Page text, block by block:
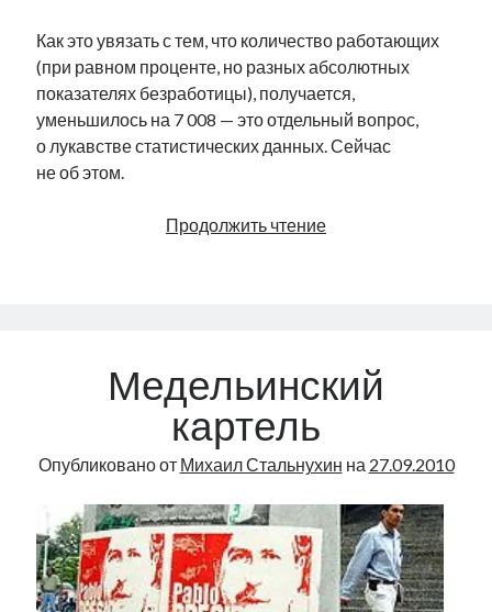
Как это увязать с тем, что количество работающих
(при равном проценте, но разных абсолютных
показателях безработицы), получается,
уменьшилось на 7 008 — это отдельный вопрос,
о лукавстве статистических данных. Сейчас
не об этом.
Продолжить чтениеЭкономика
Медельинский
картель
Опубликовано от Михаил Стальнухин на 27.09.2010